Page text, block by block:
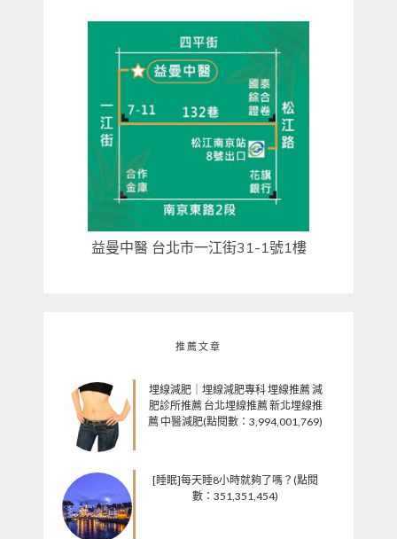
益曼中醫 台北市一江街31-1號1樓
推薦文章
埋線減肥｜埋線減肥專科 埋線推薦 減
肥診所推薦 台北埋線推薦 新北埋線推
薦 中醫減肥(點閱數：3,994,001,769)
[睡眠]每天睡8小時就夠了嗎？(點閱
數：351,351,454)